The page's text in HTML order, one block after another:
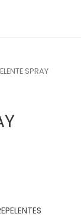
SPRAY